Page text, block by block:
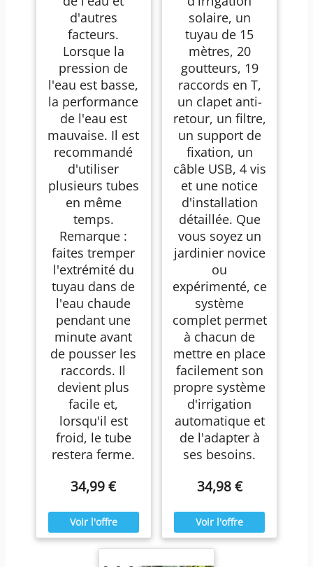
d'autres
facteurs.
Lorsque la
pression de
l'eau est basse,
la performance
de l'eau est
mauvaise. Il est
recommandé
d'utiliser
plusieurs tubes
en même
temps.
Remarque :
faites tremper
l'extrémité du
tuyau dans de
l'eau chaude
pendant une
minute avant
de pousser les
raccords. Il
devient plus
facile et,
lorsqu'il est
froid, le tube
restera ferme.
34,99 €
solaire, un
tuyau de 15
mètres, 20
goutteurs, 19
raccords en T,
un clapet anti-
retour, un filtre,
un support de
fixation, un
câble USB, 4 vis
et une notice
d'installation
détaillée. Que
vous soyez un
jardinier novice
ou
expérimenté, ce
système
complet permet
à chacun de
mettre en place
facilement son
propre système
d'irrigation
automatique et
de l'adapter à
ses besoins.
34,98 €